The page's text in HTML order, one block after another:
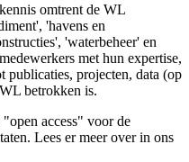
omtrent de WL
'havens en
'waterbeheer' en
met hun expertise,
publicaties, projecten, data (op
betrokken is.
access" voor de
Lees er meer over in ons